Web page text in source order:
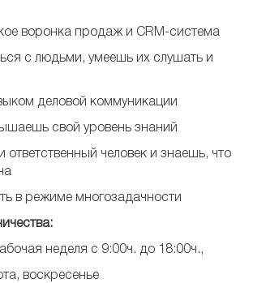
воронка продаж и CRM-система
с людьми, умеешь их слушать и
деловой коммуникации
свой уровень знаний
ответственный человек и знаешь, что
в режиме многозадачности
неделя с 9:00ч. до 18:00ч.,
воскресенье